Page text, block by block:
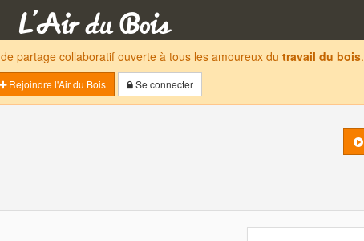
de partage collaboratif ouverte à tous les amoureux du travail du bois.
Rejoindre l'Air du Bois
Se connecter